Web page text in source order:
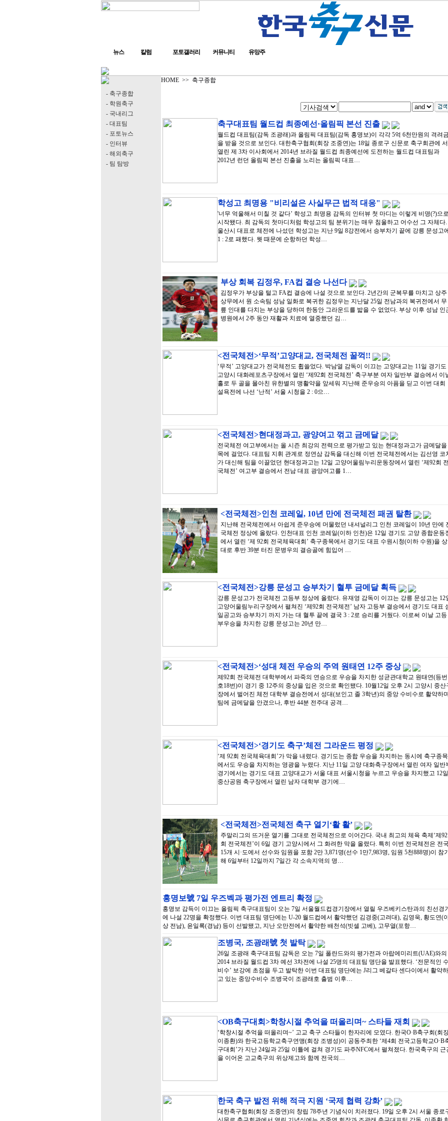
뉴스 칼럼 포토갤러리 커뮤니티 유망주
- 축구종합
- 학원축구
- 국내리그
- 대표팀
- 포토뉴스
- 인터뷰
- 해외축구
- 팀 탐방
HOME >> 축구종합
축구대표팀 월드컵 최종예선·올림픽 본선 진출
월드컵 대표팀(감독 조광래)과 올림픽 대표팀(감독 홍명보)이 각각 5억 6천만원의 격려금
을 받을 것으로 보인다. 대한축구협회(회장 조중연)는 18일 종로구 신문로 축구회관에 서
열린 제 3차 이사회에서 2014년 브라질 월드컵 최종예선에 도전하는 월드컵 대표팀과
2012년 런던 올림픽 본선 진출을 노리는 올림픽 대표…
학성고 최명용 "비리설은 사실무근 법적 대응"
'너무 억울해서 미칠 것 같다’ 학성고 최명용 감독의 인터뷰 첫 마디는 이렇게 비명(?)으로
시작됐다. 최 감독의 첫마디처럼 학성고의 팀 분위기는 매우 침울하고 어수선 그 자체다.
울산시 대표로 체전에 나섰던 학성고는 지난 9일 8강전에서 승부차기 끝에 강릉 문성고에
1 : 2로 패했다. 뭣 때문에 순항하던 학성…
부상 회복 김정우, FA컵 결승 나선다
김정우가 부상을 털고 FA컵 결승에 나설 것으로 보인다. 2년간의 군복무를 마치고 상주
상무에서 원 소속팀 성남 일화로 복귀한 김정우는 지난달 25일 전남과의 복귀전에서 무
릎 인대를 다치는 부상을 당하며 한동안 그라운드를 밟을 수 없었다. 부상 이후 성남 인
병원에서 2주 동안 재활과 치료에 열중했던 김…
<전국체전>‘무적’고양대교, 전국체전 꿀꺽!!
‘무적’ 고양대교가 전국체전도 휩쓸었다. 박남열 감독이 이끄는 고양대교는 11일 경기도
고양시 대화레포츠구장에서 열린 ‘제92회 전국체전’ 축구부분 여자 일반부 결승에서 이
홀로 두 골을 몰아친 유한별의 맹활약을 앞세워 지난해 준우승의 아픔을 딛고 이번 대회
설욕전에 나선 ‘난적’ 서울 시청을 2 : 0으…
<전국체전>현대정과고, 광양여고 꺾고 금메달
전국체전 여고부에서는 올 시즌 최강의 전력으로 평가받고 있는 현대정과고가 금메달을
목에 걸었다. 대표팀 지휘 관계로 정연삼 감독을 대신해 이번 전국체전에서는 김선영 코
가 대신해 팀을 이끌었던 현대정과고는 12일 고양어울림누리운동장에서 열린 ‘제92회 전
국체전’ 여고부 결승에서 전남 대표 광양여고를 1…
<전국체전>인천 코레일, 10년 만에 전국체전 패권 탈환
지난해 전국체전에서 아쉽게 준우승에 머물렀던 내셔널리그 인천 코레일이 10년 만에
국체전 정상에 올랐다. 인천대표 인천 코레일(이하 인천)은 12일 경기도 고양 종합운동
에서 열린 ‘제 92회 전국체육대회’ 축구종목에서 경기도 대표 수원시청(이하 수원)을 상
대로 후반 39분 터진 문병우의 결승골에 힘입어 …
<전국체전>강릉 문성고 승부차기 혈투 금메달 획득
강릉 문성고가 전국체전 고등부 정상에 올랐다. 유재영 감독이 이끄는 강릉 문성고는 12
고양어울림누리구장에서 펼쳐진 ‘제92회 전국체전’ 남자 고등부 결승에서 경기도 대표
일공고와 승부차기 까지 가는 대 혈투 끝에 결국 3 : 2로 승리를 거뒀다. 이로써 이날 고등
부우승을 차지한 강릉 문성고는 20년 만…
<전국체전>‘성대 체전 우승의 주역 원태연 12주 중상
제92회 전국체전 대학부에서 파죽의 연승으로 우승을 차지한 성균관대학교 원태연(등번
호18번)이 경기 중 12주의 중상을 입은 것으로 확인됐다. 10월12일 오후 2시 고양시 중산
장에서 벌어진 체전 대학부 결승전에서 성대(보인고 졸 3학년)의 중앙 수비수로 활약하며
팀에 금메달을 안겼으나, 후반 44분 전주대 공격…
<전국체전>‘경기도 축구’체전 그라운드 평정
‘제 92회 전국체육대회’가 막을 내렸다. 경기도는 종합 우승을 차지하는 동시에 축구종목
에서도 우승을 차지하는 영광을 누렸다. 지난 11일 고양 대화축구장에서 열린 여자 일반
경기에서는 경기도 대표 고양대교가 서울 대표 서울시청을 누르고 우승을 차지했고 12일
중산공원 축구장에서 열린 남자 대학부 경기에…
<전국체전>전국체전 축구 열기‘활 활’
주말리그의 뜨거운 열기를 그대로 전국체전으로 이어간다. 국내 최고의 체육 축제‘제92
회 전국체전’이 6일 경기 고양시에서 그 화려한 막을 올렸다. 특히 이번 전국체전은 전국
15개 시·도에서 선수와 임원을 포함 2만 3,871명(선수 1만7,983명, 임원 5천888명)이 참
해 6일부터 12일까지 7일간 각 소속지역의 명…
홍명보號 7일 우즈벡과 평가전 엔트리 확정
홍명보 감득이 이끄는 올림픽 축구대표팀이 오는 7일 서울월드컵경기장에서 열릴 우즈베키스탄과의 친선경기
에 나설 22명을 확정했다. 이번 대표팀 명단에는 U-20 월드컵에서 활약했던 김경중(고려대), 김영욱, 황도연(이
상 전남), 윤일록(경남) 등이 선발됐고, 지난 오만전에서 활약한 배천석(빗셀 고베), 고무열(포항…
조병국, 조광래號 첫 발탁
26일 조광래 축구대표팀 감독은 오는 7일 폴란드와의 평가전과 아랍에미리트(UAE)와의
2014 브라질 월드컵 3차 예선 3차전에 나설 25명의 대표팀 명단을 발표했다. ‘전문적인 수
비수’ 보강에 초점을 두고 발탁한 이번 대표팀 명단에는 J리그 베갈타 센다이에서 활약하
고 있는 중앙수비수 조병국이 조광래호 출범 이후…
<OB축구대회>학창시절 추억을 떠올리며~ 스타들 재회
‘학창시절 추억을 떠올리며~’ 고교 축구 스타들이 한자리에 모였다. 한국O·B축구회(회
이종환)와 한국고등학교축구연맹(회장 조병성)이 공동주최한 ‘제4회 전국고등학교O·B
구대회’가 지난 24일과 25일 이틀에 걸쳐 경기도 파주NFC에서 펼쳐졌다. 한국축구의 근
을 이어온 고교축구의 위상제고와 함께 전국의…
한국 축구 발전 위해 적극 지원 ‘국제 협력 강화’
대한축구협회(회장 조중연)의 창립 78주년 기념식이 치러졌다. 19일 오후 2시 서울 종로